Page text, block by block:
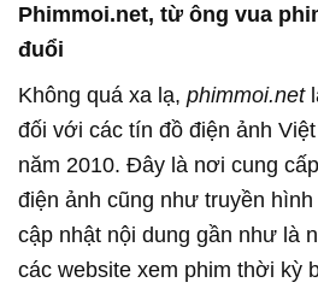
Phimmoi.net, từ ông vua
đuổi
Không quá xa lạ, phimmoi.net
đối với các tín đồ điện ảnh
năm 2010. Đây là nơi cung
điện ảnh cũng như truyền
cập nhật nội dung gần như là
các website xem phim thời kỳ